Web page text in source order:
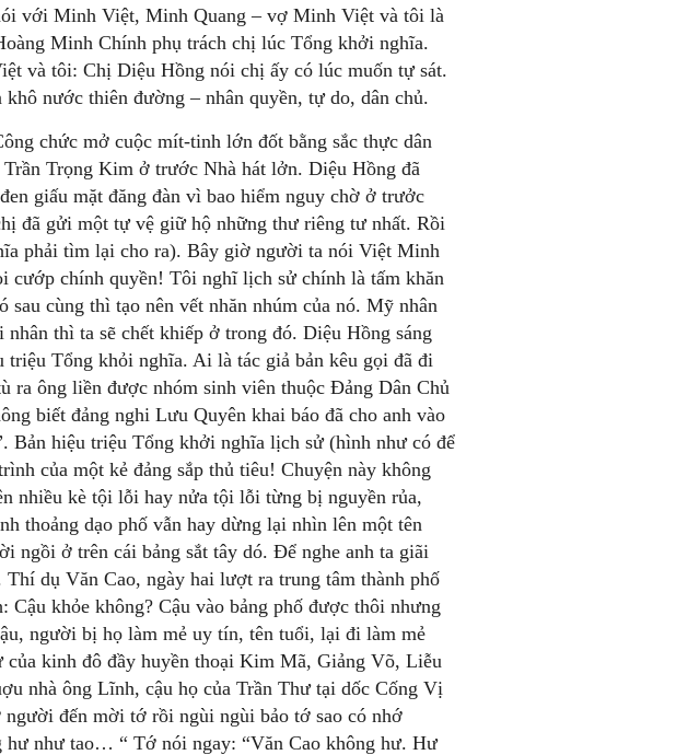
với Minh Việt, Minh Quang – vợ Minh Việt và tôi là
Minh Chính phụ trách chị lúc Tổng khởi nghĩa.
và tôi: Chị Diệu Hồng nói chị ấy có lúc muốn tự sát.
nước thiên đường – nhân quyền, tự do, dân chủ.
chức mở cuộc mít-tinh lớn đốt bằng sắc thực dân
Trọng Kim ở trước Nhà hát lởn. Diệu Hồng đã
giấu mặt đăng đàn vì bao hiểm nguy chờ ở trưởc
đã gửi một tự vệ giữ hộ những thư riêng tư nhất. Rồi
phải tìm lại cho ra). Bây giờ người ta nói Việt Minh
cướp chính quyền! Tôi nghĩ lịch sử chính là tấm khăn
cùng thì tạo nên vết nhăn nhúm của nó. Mỹ nhân
thì ta sẽ chết khiếp ở trong đó. Diệu Hồng sáng
Tổng khỏi nghĩa. Ai là tác giả bản kêu gọi đã đi
ra ông liền được nhóm sinh viên thuộc Đảng Dân Chủ
biết đảng nghi Lưu Quyên khai báo đã cho anh vào
Bản hiệu triệu Tổng khởi nghĩa lịch sử (hình như có để
của một kẻ đảng sắp thủ tiêu! Chuyện này không
nhiều kè tội lỗi hay nửa tội lỗi từng bị nguyền rủa,
thoảng dạo phố vẫn hay dừng lại nhìn lên một tên
ngồi ở trên cái bảng sắt tây dó. Để nghe anh ta giãi
dụ Văn Cao, ngày hai lượt ra trung tâm thành phố
khỏe không? Cậu vào bảng phố được thôi nhưng
người bị họ làm mẻ uy tín, tên tuổi, lại đi làm mẻ
của kinh đô đầy huyền thoại Kim Mã, Giảng Võ, Liễu
nhà ông Lĩnh, cậu họ của Trần Thư tại dốc Cống Vị
người đến mời tớ rồi ngùi ngùi bảo tớ sao có nhớ
như tao… “ Tớ nói ngay: “Văn Cao không hư. Hư